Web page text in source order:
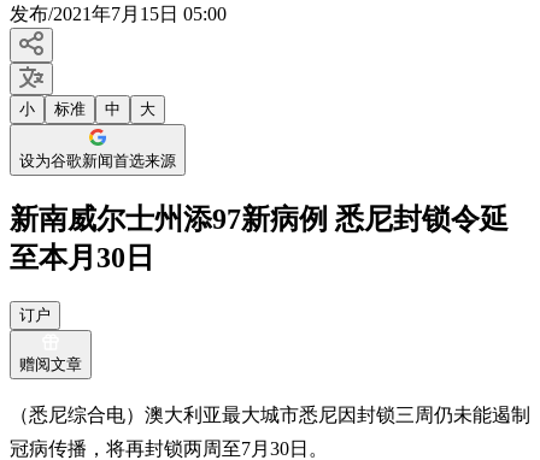
发布/2021年7月15日 05:00
小 标准 中 大
设为谷歌新闻首选来源
新南威尔士州添97新病例 悉尼封锁令延
至本月30日
订户
赠阅文章
（悉尼综合电）澳大利亚最大城市悉尼因封锁三周仍未能遏制
冠病传播，将再封锁两周至7月30日。